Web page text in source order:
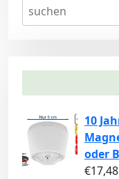
10
oder
€17,48